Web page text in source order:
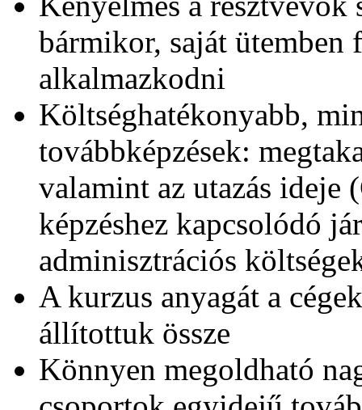
bármikor, saját
alkalmazkodni
Költséghatékonyabb,
továbbképzések:
valamint az utazás ideje
képzéshez kapcsolódó
adminisztrációs
A kurzus anyagát a
állítottuk össze
Könnyen megoldható